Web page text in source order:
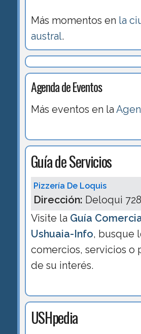
Más momentos en la
austral.
Agenda de Eventos
Más eventos en la
Guía de Servicios
Pizzería De Loquis
Dirección: Deloqui 728
Visite la Guía
Ushuaia-Info, busque
comercios, servicios o
de su interés.
USHpedia